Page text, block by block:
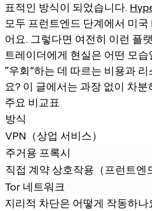
표적인 방식이 되었습니다.
모두 프런트엔드 단계에서 미
어요. 그렇다면 여전히 이런 플
트레이더에게 현실은 어떤 모
“우회”하는 데 따르는 비용과
요? 이 글에서는 과장 없이 차
주요 비교표
방식
VPN（상업 서비스）
주거용 프록시
직접 계약 상호작용（프런트엔
Tor 네트워크
지리적 차단은 어떻게 작동하나